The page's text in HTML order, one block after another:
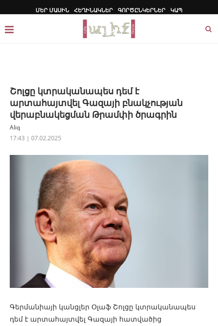
ՄԵՐ ՄԱՍԻՆ ՀԵՂԻՆԱԿՆԵՐ ԳՈՐԾԸՆԿԵՐՆԵՐ ԿԱՊ
Շոլցը կտրականապես դեմ է
արտահայտվել Գազայի բնակչության
վերաբնակեցման Թրամփի ծրագրին
Aliq
17:43 | 07.02.2025
Գերմանիայի կանցլեր Օլաֆ Շոլցը կտրականապես
դեմ է արտահայտվել Գազայի հատվածից